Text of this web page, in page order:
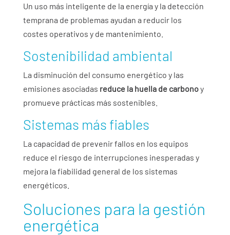
Un uso más inteligente de la energía y la detección
temprana de problemas ayudan a reducir los
costes operativos y de mantenimiento.
Sostenibilidad ambiental
La disminución del consumo energético y las
emisiones asociadas reduce la huella de carbonoy
promueve prácticas más sostenibles.
Sistemas más fiables
La capacidad de prevenir fallos en los equipos
reduce el riesgo de interrupciones inesperadas y
mejora la fiabilidad general de los sistemas
energéticos.
Soluciones para la gestión
energética